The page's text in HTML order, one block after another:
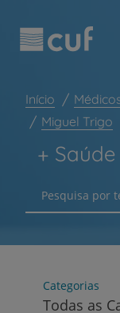
este
inclui
acessibilidade.
para
conteúdo
Plano +CUF
My CUF
CUF
Sobre nós
PT EN
Início
Miguel Trigo
+ Saúde
Pesquisa por
Categorias
Todas as